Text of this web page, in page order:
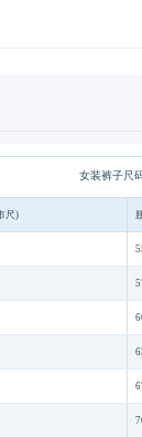
女装裤子尺
尺)